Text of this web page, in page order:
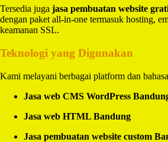
Tersedia juga jasa pembuatan website
dengan paket all-in-one termasuk hosting,
keamanan SSL.
Teknologi yang Digunakan
Kami melayani berbagai platform dan
Jasa web CMS WordPress
Jasa web HTML Bandung
Jasa pembuatan website custom